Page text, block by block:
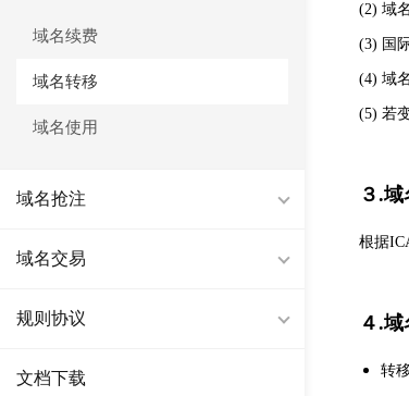
域名续费
域名转移
域名使用
域名抢注
域名交易
规则协议
文档下载
(2) 域
(3) 国
(4) 域
(5) 若
３.
根据
４.
转